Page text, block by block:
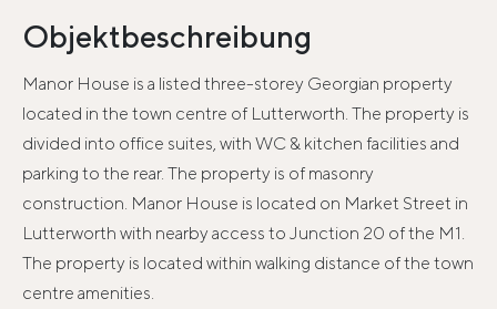
Objektbeschreibung
Manor House is a listed three-storey Georgian property
located in the town centre of Lutterworth. The property is
divided into office suites, with WC & kitchen facilities and
parking to the rear. The property is of masonry
construction. Manor House is located on Market Street in
Lutterworth with nearby access to Junction 20 of the M1.
The property is located within walking distance of the town
centre amenities.